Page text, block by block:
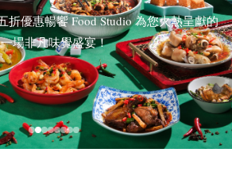
折優惠暢饗 Food Studio 為您火熱呈獻的
一場非凡味覺盛宴！